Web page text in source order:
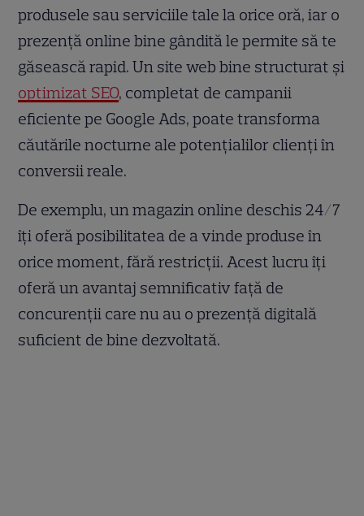
produsele sau serviciile tale la orice oră, iar o
prezență online bine gândită le permite să te
găsească rapid. Un site web bine structurat și
optimizat SEO, completat de campanii
eficiente pe Google Ads, poate transforma
căutările nocturne ale potențialilor clienți în
conversii reale.
De exemplu, un magazin online deschis 24/7
îți oferă posibilitatea de a vinde produse în
orice moment, fără restricții. Acest lucru îți
oferă un avantaj semnificativ față de
concurenții care nu au o prezență digitală
suficient de bine dezvoltată.